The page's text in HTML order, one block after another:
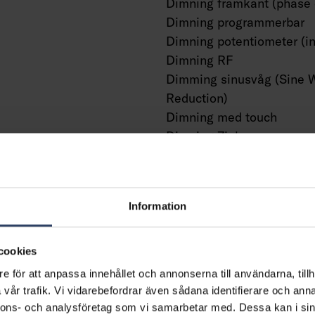
Information
för att anpassa innehållet och annonserna till användarna,
trafik. Vi vidarebefordrar även sådana identifierare och
och analysföretag som vi samarbetar med. Dessa kan i
Dimning programmerbar
Dimning potentiometer
Dimning RF
Dimming sinusvåg (Sine
Reduction)
Dimning med touch
Dimning Zigbee
Med närvaroindikator
Med rörelsesensor
Med ljussensor
Bluetoothstyrd
Kompatibel med Casambi
Kompatibel med Apple